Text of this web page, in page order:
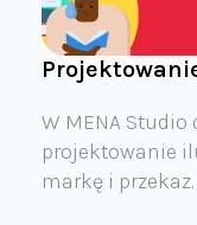
W MENA
projektowanie
markę i przekaz.